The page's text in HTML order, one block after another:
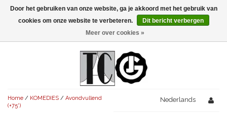
Menu
AVONDVULLEND (+75')
KORT (-30')
AVONDVULLEND (+75')
THRILLERS
Home / KOMEDIES / Avondvullend
(+75')
Nederlands
Door het gebruiken van onze website, ga je akkoord met het gebruik van
cookies om onze website te verbeteren.
Dit bericht verbergen
Meer over cookies »